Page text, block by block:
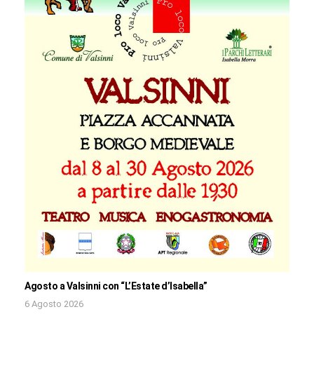
Agosto a Valsinni con “L’Estate d’Isabella”
6 Agosto 2026